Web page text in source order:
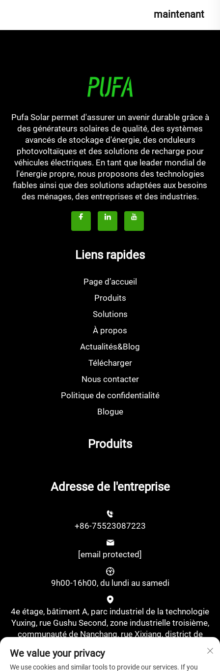
maintenant
Pufa Solar permet d'assurer un avenir durable grâce à
des générateurs solaires de qualité, des systèmes
avancés de stockage d'énergie, des onduleurs
photovoltaïques et des solutions de recharge pour
véhicules électriques. En tant que leader mondial de
l'énergie propre, nous proposons des technologies
fiables ainsi que des solutions adaptées aux besoins
des ménages, des entreprises et des industries.
Liens rapides
Page d’accueil
Produits
Solutions
À propos
Actualités&Blog
Télécharger
Nous contacter
Politique de confidentialité
Blogue
Produits
Adresse de l'entreprise
+86-75523087223
[email protected]
9h00-16h00, du lundi au samedi
4e étage, bâtiment A, parc industriel de la technologie
Yuxing, rue Gushu Second, zone industrielle troisième,
communauté de Nanchang, rue Xixiang, district de
Bao'an, Shenzhen, Chine., Shenzhen, Guangdong, Chine
We value your privacy
We use cookies and similar tools to provide our services. If you